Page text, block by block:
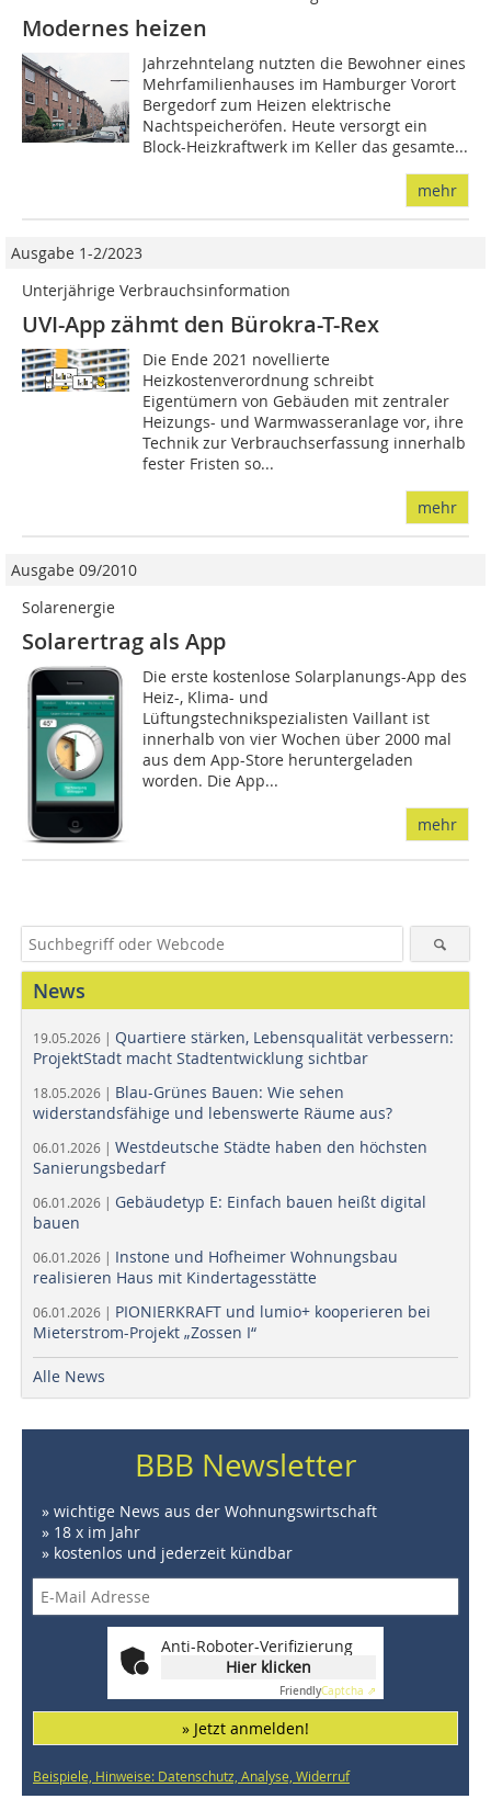
Modernes heizen
Jahrzehntelang nutzten die Be­­wohner eines
Mehrfamilienhauses im Hamburger Vorort
Bergedorf zum Heizen elektrische
Nachtspeicheröfen. Heute versorgt ein
Block-Heizkraftwerk im Keller das gesamte...
mehr
Ausgabe 1-2/2023
Unterjährige Verbrauchsinformation
UVI-App zähmt den Bürokra-T-Rex
Die Ende 2021 novellierte
Heizkostenverordnung schreibt
Eigentümern von Gebäuden mit zentraler
Heizungs- und Warmwasseranlage vor, ihre
Technik zur Verbrauchserfassung innerhalb
fester Fristen so...
mehr
Ausgabe 09/2010
Solarenergie
Solarertrag als App
Die erste kostenlose Solarplanungs-App des
Heiz-, Klima- und
Lüftungstechnikspezialisten Vaillant ist
innerhalb von vier Wochen über 2000 mal
aus dem App-Store heruntergeladen
worden. Die App...
mehr
News
19.05.2026 | Quartiere stärken, Lebensqualität verbessern:
ProjektStadt macht Stadtentwicklung sichtbar
18.05.2026 | Blau-Grünes Bauen: Wie sehen
widerstandsfähige und lebenswerte Räume aus?
06.01.2026 | Westdeutsche Städte haben den höchsten
Sanierungsbedarf
06.01.2026 | Gebäudetyp E: Einfach bauen heißt digital
bauen
06.01.2026 | Instone und Hofheimer Wohnungsbau
realisieren Haus mit Kindertagesstätte
06.01.2026 | PIONIERKRAFT und lumio+ kooperieren bei
Mieterstrom-Projekt „Zossen I“
Alle News
BBB Newsletter
» wichtige News aus der Wohnungswirtschaft
» 18 x im Jahr
» kostenlos und jederzeit kündbar
Anti-Roboter-Verifizierung
Hier klicken
FriendlyCaptcha ⇗
» Jetzt anmelden!
Beispiele, Hinweise: Datenschutz, Analyse, Widerruf